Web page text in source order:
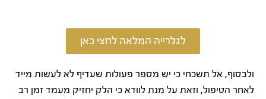
לגלרייה המלאה לחצי כאן
ולבסוף, אל תשכחי כי יש מספר פעולות שעדיף לא לעשות מייד
לאחר הטיפול, וזאת על מנת לוודא כי הלק יחזיק מעמד זמן רב